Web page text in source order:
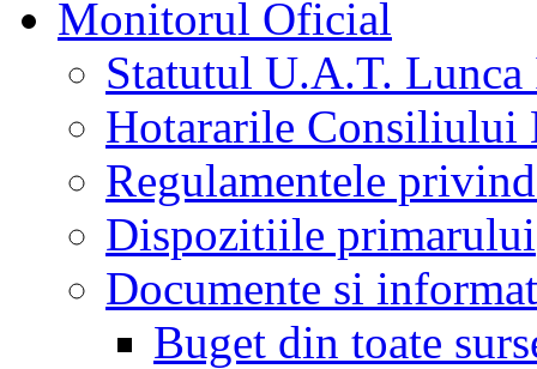
Monitorul Oficial
Statutul U.A.T.
Hotararile Consiliului
Regulamentele
Dispozitiile primarului
Documente si
Buget din toate